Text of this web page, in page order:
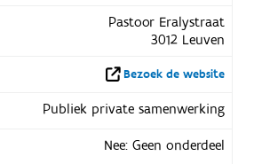
Pastoor Eralystraat
3012 Leuven
Bezoek de website
Publiek private samenwerking
Nee: Geen onderdeel